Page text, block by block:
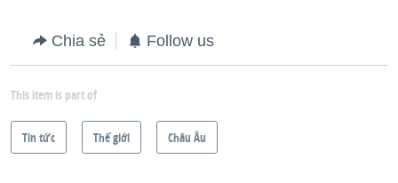
Chia sẻ Follow us
This item is part of
Tin tức Thế giới Châu Âu